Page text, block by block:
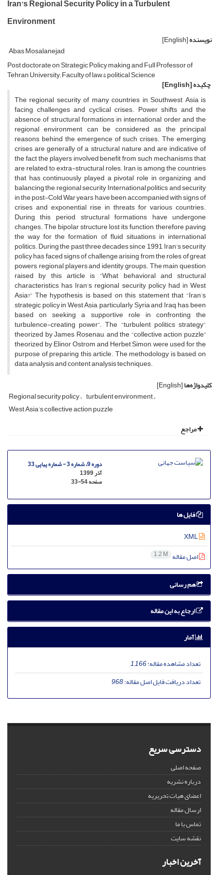
Iran’s Regional Security Policy in a Turbulent
Environment
نویسنده[English]
Abas Mosalanejad
Post doctorate on Strategic Policy making and Full Professor of
Tehran University; Faculty of law & political Science
چکیده[English]
The regional security of many countries in Southwest Asia is
facing challenges and cyclical crises. Power shifts and the
absence of structural formations in international order and the
regional environment can be considered as the principal
reasons behind the emergence of such crises. The emerging
crises are generally of a structural nature and are indicative of
the fact the players involved benefit from such mechanisms that
are related to extra-structural roles. Iran is among the countries
that has continuously played a pivotal role in organizing and
balancing the regional security International politics and security
in the post-Cold War years have been accompanied with signs of
crises and exponential rise in threats for various countries.
During this period, structural formations have undergone
changes. The bipolar structure lost its function, therefore paving
the way for the formation of fluid situations in international
politics. During the past three decades since 1991, Iran’s security
policy has faced signs of challenge arising from the roles of great
powers, regional players and identity groups. The main question
raised by this article is “What behavioral and structural
characteristics has Iran’s regional security policy had in West
Asia?” The hypothesis is based on this statement that “Iran’s
strategic policy in West Asia, particularly Syria and Iraq, has been
based on seeking a supportive role in confronting the
turbulence-creating power”. The “turbulent politics strategy”,
theorized by James Rosenau, and the “collective action puzzle”
theorized by Elinor Ostrom and Herbet Simon, were used for the
purpose of preparing this article. The methodology is based on
data analysis and content analysis techniques.
کلیدواژه‌ها[English]
Regional security policy turbulent environment
West Asia’s collective action puzzle
مراجع
دوره 9، شماره 3 - شماره پیاپی 33
آذر 1399
صفحه33-54
فایل ها
اصل مقاله 1.2 M
هم رسانی
ارجاع به این مقاله
آمار
تعداد مشاهده مقاله:1,166
تعداد دریافت فایل اصل مقاله:968
دسترسی سریع
صفحه اصلی
درباره نشریه
اعضای هیات تحریریه
ارسال مقاله
تماس با ما
نقشه سایت
آخرین اخبار